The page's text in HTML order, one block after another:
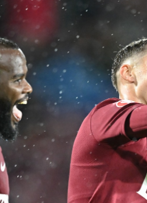
de așa ceva.
Doar că arbitrajul la
atunci când scoate
victimă aseară.